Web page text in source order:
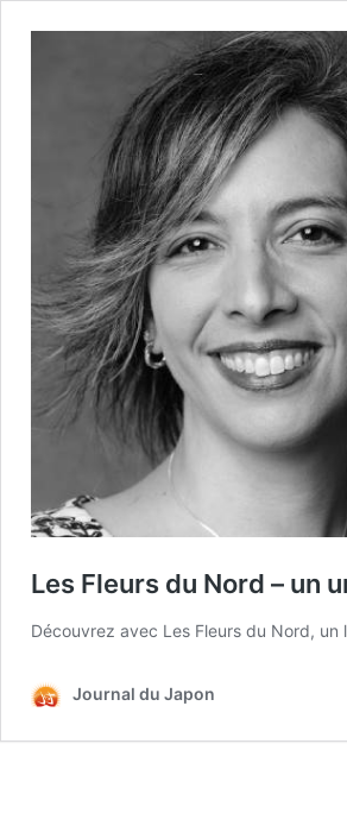
Les Fleurs du Nord – un
Découvrez avec Les Fleurs du Nord,
Journal du Japon